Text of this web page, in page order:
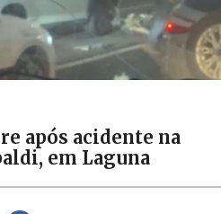
após acidente na
em Laguna